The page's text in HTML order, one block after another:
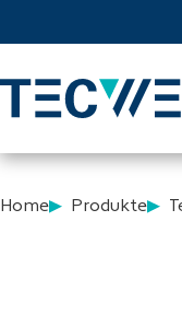
Home Produkte